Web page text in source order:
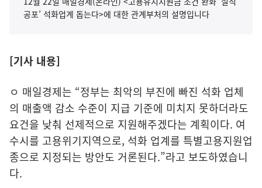
공포’ 석화업계 돕는다>에 대한 관계부처의 설명입니다
[기사 내용]
ㅇ 매일경제는 “정부는 최악의 부진에 빠진 석화 업체
의 매출액 감소 수준이 지급 기준에 미치지 못하더라도
요건을 낮춰 선제적으로 지원해주겠다는 계획이다. 여
수시를 고용위기지역으로, 석화 업계를 특별고용지원업
종으로 지정되는 방안도 거론된다.”라고 보도하였습니
다.